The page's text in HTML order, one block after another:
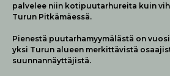
palvelee niin kotipuutarhureita kuin
Turun Pitkämäessä.
Pienestä puutarhamyymälästä on
yksi Turun alueen merkittävistä
suunnannäyttäjistä.